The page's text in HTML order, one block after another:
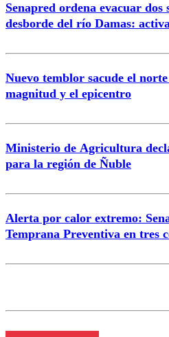
Correo
Senapred ordena evacuar dos
desborde del río Damas:
Nuevo temblor sacude el
magnitud y el epicentro
Ministerio de Agricultura
para la región de Ñuble
Alerta por calor extremo:
Temprana Preventiva en tres